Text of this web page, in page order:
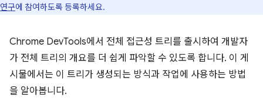
연구에 참여하도록 등록하세요.
Chrome DevTools에서 전체 접근성 트리를 출시하여 개발자
가 전체 트리의 개요를 더 쉽게 파악할 수 있도록 합니다. 이 게
시물에서는 이 트리가 생성되는 방식과 작업에 사용하는 방법
을 알아봅니다.